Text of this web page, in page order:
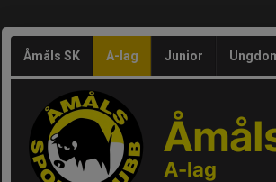
Åmåls SK A-lag Junior
A-lag